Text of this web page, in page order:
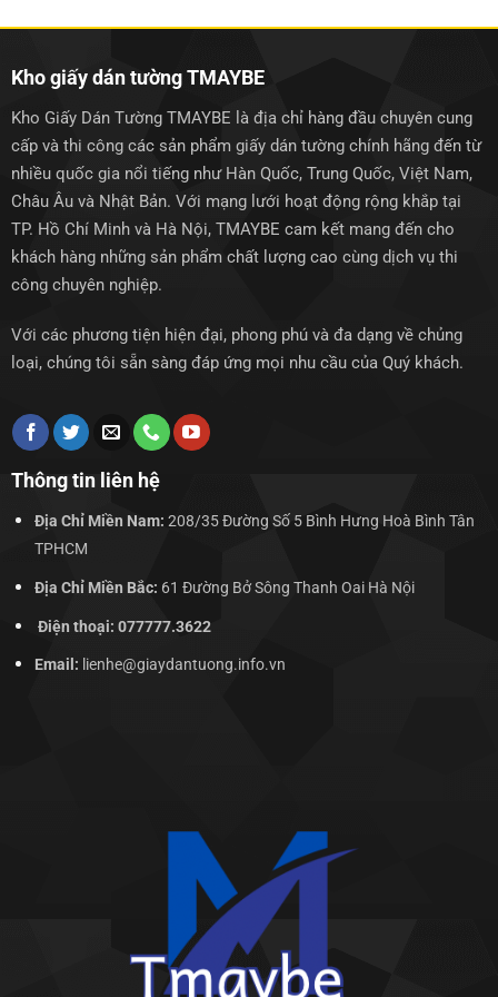
Kho giấy dán tường TMAYBE
Kho Giấy Dán Tường TMAYBE là địa chỉ hàng đầu chuyên cung
cấp và thi công các sản phẩm giấy dán tường chính hãng đến từ
nhiều quốc gia nổi tiếng như Hàn Quốc, Trung Quốc, Việt Nam,
Châu Âu và Nhật Bản. Với mạng lưới hoạt động rộng khắp tại
TP. Hồ Chí Minh và Hà Nội, TMAYBE cam kết mang đến cho
khách hàng những sản phẩm chất lượng cao cùng dịch vụ thi
công chuyên nghiệp.
Với các phương tiện hiện đại, phong phú và đa dạng về chủng
loại, chúng tôi sẵn sàng đáp ứng mọi nhu cầu của Quý khách.
Thông tin liên hệ
Địa Chỉ Miền Nam: 208/35 Đường Số 5 Bình Hưng Hoà Bình Tân
TPHCM
Địa Chỉ Miền Bắc: 61 Đường Bở Sông Thanh Oai Hà Nội
Điện thoại: 077777.3622
Email: lienhe@giaydantuong.info.vn